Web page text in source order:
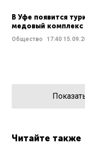
В Уфе появится
медовый комплекс
Общество 17:40
Читайте также